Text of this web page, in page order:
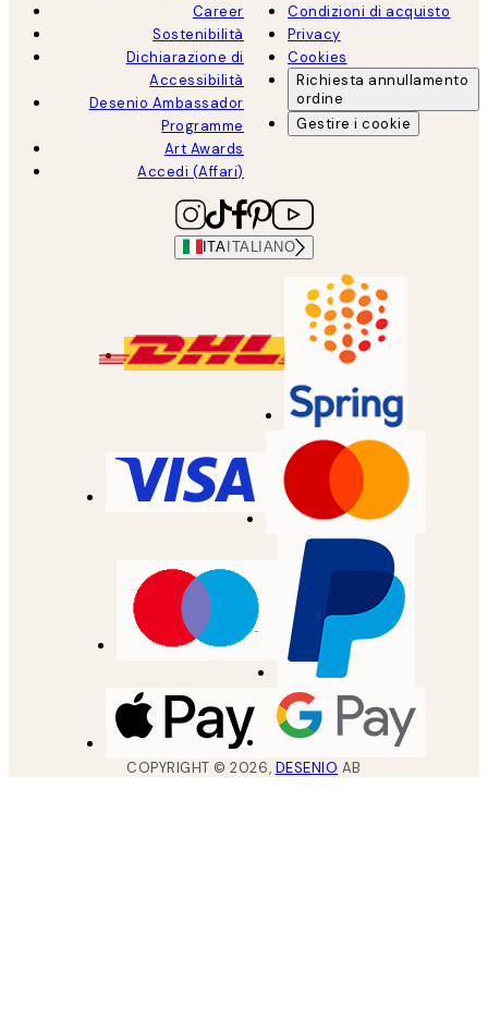
Career
Sostenibilità
Dichiarazione di
Accessibilità
Desenio Ambassador
Programme
Art Awards
Accedi (Affari)
Condizioni di acquisto
Privacy
Cookies
Richiesta annullamento
ordine
Gestire i cookie
ITA ITALIANO
COPYRIGHT ©2026, DESENIO AB